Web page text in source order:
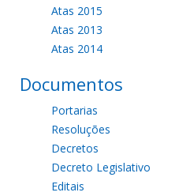
Atas 2015
Atas 2013
Atas 2014
Documentos
Portarias
Resoluções
Decretos
Decreto Legislativo
Editais